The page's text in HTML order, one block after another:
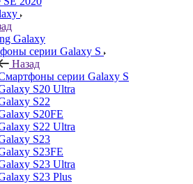
Galaxy
серии Galaxy S
Назад
серии Galaxy S
S20 Ultra
S22
S20FE
S22 Ultra
S23
S23FE
S23 Ultra
S23 Plus